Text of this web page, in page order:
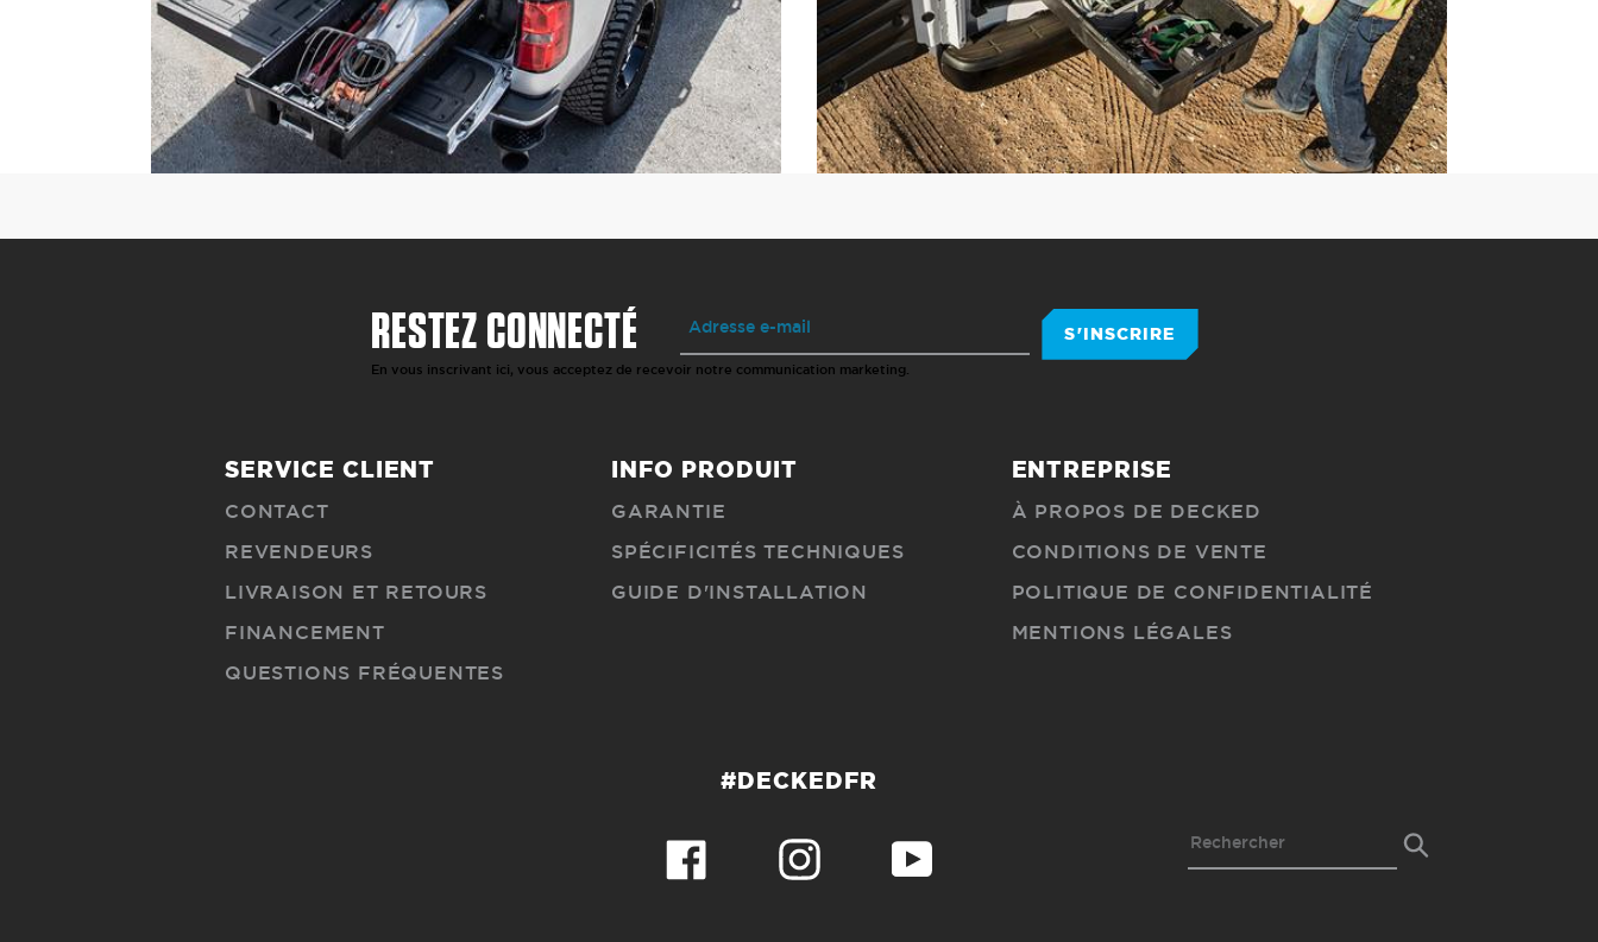
RESTEZ CONNECTÉ S'INSCRIRE
En vous inscrivant ici, vous acceptez de recevoir notre communication marketing.
SERVICE CLIENT
CONTACT
REVENDEURS
LIVRAISON ET RETOURS
FINANCEMENT
QUESTIONS FRÉQUENTES
INFO PRODUIT
GARANTIE
SPÉCIFICITÉS TECHNIQUES
GUIDE D'INSTALLATION
ENTREPRISE
À PROPOS DE DECKED
CONDITIONS DE VENTE
POLITIQUE DE CONFIDENTIALITÉ
MENTIONS LÉGALES
#DECKEDFR
Facebook Instagram
YouTube